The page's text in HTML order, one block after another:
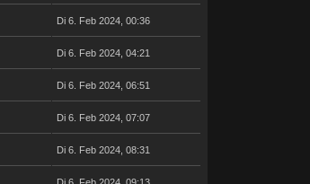
Di 6. Feb 2024, 00:36
Di 6. Feb 2024, 04:21
Di 6. Feb 2024, 06:51
Di 6. Feb 2024, 07:07
Di 6. Feb 2024, 08:31